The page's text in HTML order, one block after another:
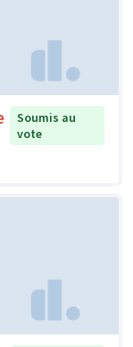
Soumis au
vote